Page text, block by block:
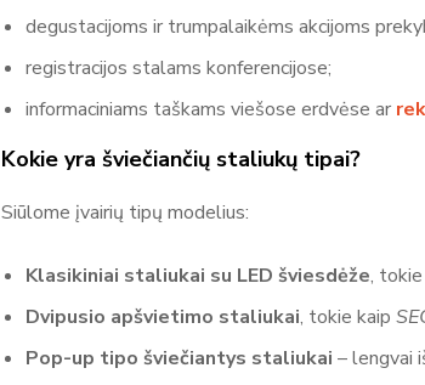
degustacijoms ir trumpalaikėms akcijoms
registracijos stalams konferencijose;
informaciniams taškams viešose erdvėse ar
Kokie yra šviečiančių staliukų tipai?
Siūlome įvairių tipų modelius:
Klasikiniai staliukai su LED šviesdėže,
Dvipusio apšvietimo staliukai, tokie kaip
Pop-up tipo šviečiantys staliukai – lengvai